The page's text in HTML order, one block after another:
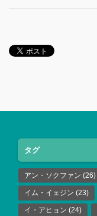
タグ
アン・ソクファン (26)
イム・イェジン (23)
イ・アヒョン (24)